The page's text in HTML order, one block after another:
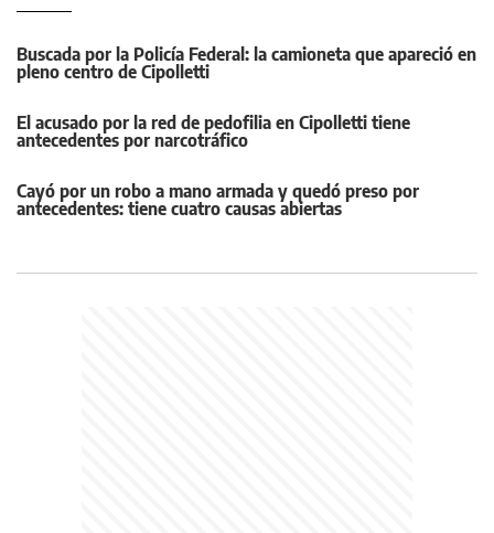
Buscada por la Policía Federal: la camioneta que apareció en
pleno centro de Cipolletti
El acusado por la red de pedofilia en Cipolletti tiene
antecedentes por narcotráfico
Cayó por un robo a mano armada y quedó preso por
antecedentes: tiene cuatro causas abiertas